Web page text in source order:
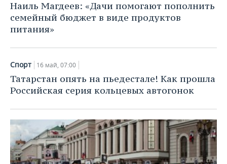
Наиль Магдеев: «Дачи помогают пополнить
семейный бюджет в виде продуктов
питания»
Спорт 16 май, 07:00
Татарстан опять на пьедестале! Как прошла
Российская серия кольцевых автогонок